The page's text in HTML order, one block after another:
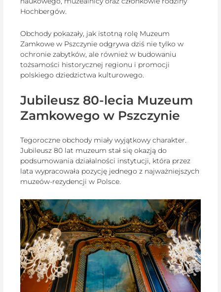
Hochbergów.
Obchody pokazały, jak istotną rolę Muzeum
Zamkowe w Pszczynie odgrywa dziś nie tylko w
ochronie zabytków, ale również w budowaniu
tożsamości historycznej regionu i promocji
polskiego dziedzictwa kulturowego.
Jubileusz 80-lecia Muzeum
Zamkowego w Pszczynie
Tegoroczne obchody miały wyjątkowy charakter.
Jubileusz 80 lat muzeum stał się okazją do
podsumowania działalności instytucji, która przez
lata wypracowała pozycję jednego z najważniejszych
muzeów-rezydencji w Polsce.